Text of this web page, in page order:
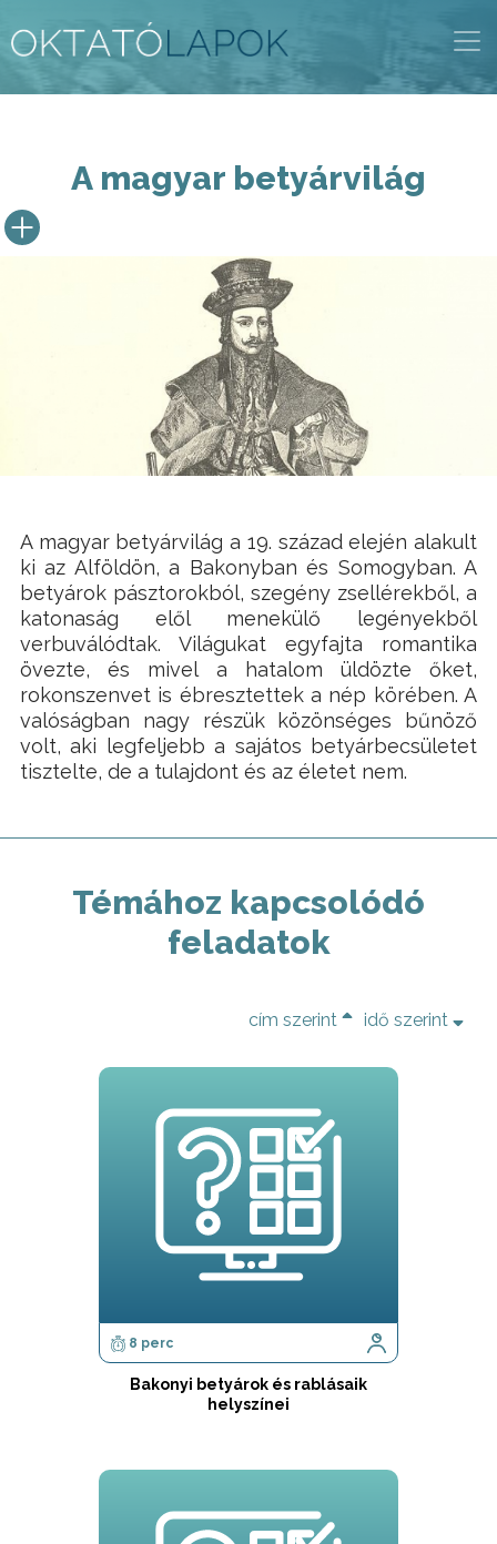
tartalomra
A magyar betyárvilág
A magyar betyárvilág a 19. század elején alakult
ki az Alföldön, a Bakonyban és Somogyban. A
betyárok pásztorokból, szegény zsellérekből, a
katonaság elől menekülő legényekből
verbuválódtak. Világukat egyfajta romantika
övezte, és mivel a hatalom üldözte őket,
rokonszenvet is ébresztettek a nép körében. A
valóságban nagy részük közönséges bűnöző
volt, aki legfeljebb a sajátos betyárbecsületet
tisztelte, de a tulajdont és az életet nem.
Témához kapcsolódó
feladatok
cím szerint idő szerint
8 perc
Bakonyi betyárok és rablásaik
helyszínei